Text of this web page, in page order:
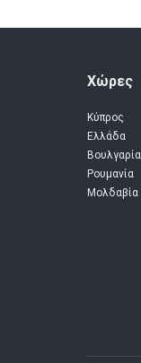
Χώρες
Κύπρος
Ελλάδα
Βουλγαρία
Ρουμανία
Μολδαβία